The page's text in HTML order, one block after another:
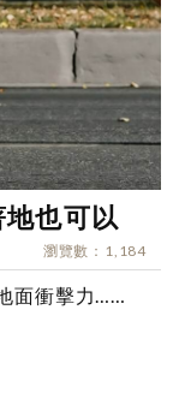
也可以
瀏覽數 1,184
面衝擊力……